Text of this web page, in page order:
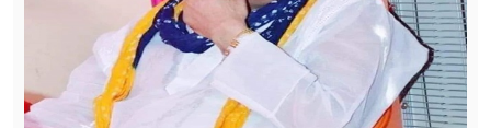
अन्य खबरें